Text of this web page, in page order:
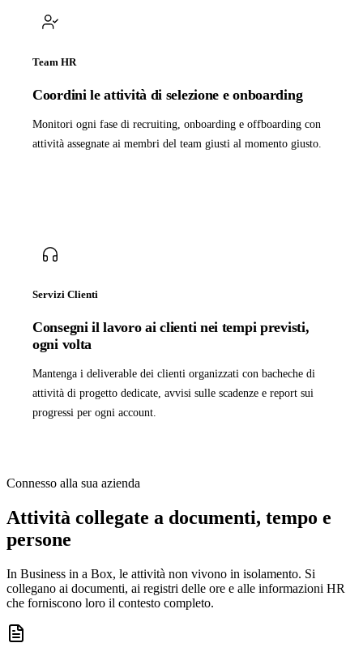
Team HR
Coordini le attività di selezione e onboarding
Monitori ogni fase di recruiting, onboarding e offboarding con
attività assegnate ai membri del team giusti al momento giusto.
Servizi Clienti
Consegni il lavoro ai clienti nei tempi previsti,
ogni volta
Mantenga i deliverable dei clienti organizzati con bacheche di
attività di progetto dedicate, avvisi sulle scadenze e report sui
progressi per ogni account.
Connesso alla sua azienda
Attività collegate a documenti, tempo e
persone
In Business in a Box, le attività non vivono in isolamento. Si
collegano ai documenti, ai registri delle ore e alle informazioni HR
che forniscono loro il contesto completo.